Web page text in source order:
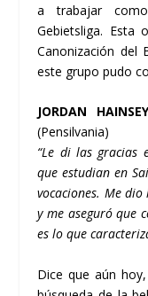
a trabajar
Gebietsliga. Esta
Canonización del
este grupo pudo
JORDAN
(Pensilvania)
“Le di las gracias
que estudian en
vocaciones. Me
y me aseguró que
es lo que
Dice que aún